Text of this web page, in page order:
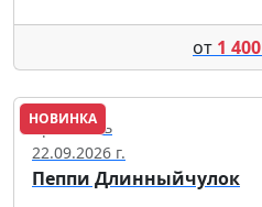
от 1 400
НОВИНКА
Ярославль
22.09.2026 г.
Пеппи Длинныйчулок